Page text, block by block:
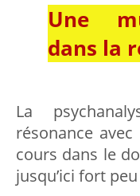
Une
dans la
La
résonance
cours dans le
jusqu’ici fort